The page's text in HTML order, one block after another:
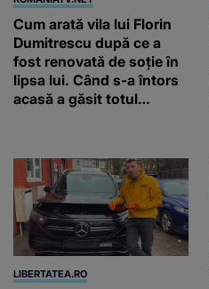
Cum arată vila lui Florin
Dumitrescu după ce a
fost renovată de soție în
lipsa lui. Când s-a întors
acasă a găsit totul
LIBERTATEA.RO